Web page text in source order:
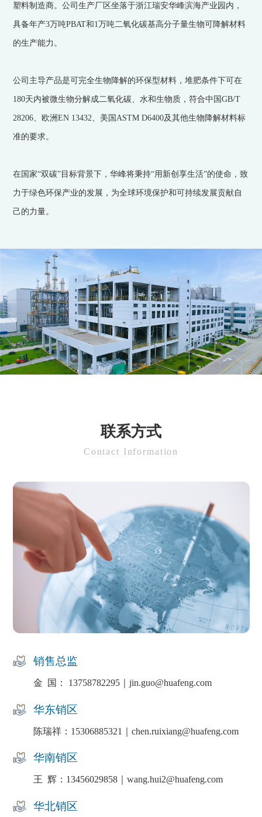
塑料制造商。公司生产厂区坐落于浙江瑞安华峰滨海产业园内，
具备年产3万吨PBAT和1万吨二氧化碳基高分子量生物可降解材料
的生产能力。
公司主导产品是可完全生物降解的环保型材料，堆肥条件下可在
180天内被微生物分解成二氧化碳、水和生物质，符合中国GB/T
28206、欧洲EN 13432、美国ASTM D6400及其他生物降解材料标
准的要求。
在国家“双碳”目标背景下，华峰将秉持“用新创享生活”的使命，致
力于绿色环保产业的发展，为全球环境保护和可持续发展贡献自
己的力量。
联系方式
Contact Information
销售总监
金 国： 13758782295｜jin.guo@huafeng.com
华东销区
陈瑞祥：15306885321｜chen.ruixiang@huafeng.com
华南销区
王 辉：13456029858｜wang.hui2@huafeng.com
华北销区